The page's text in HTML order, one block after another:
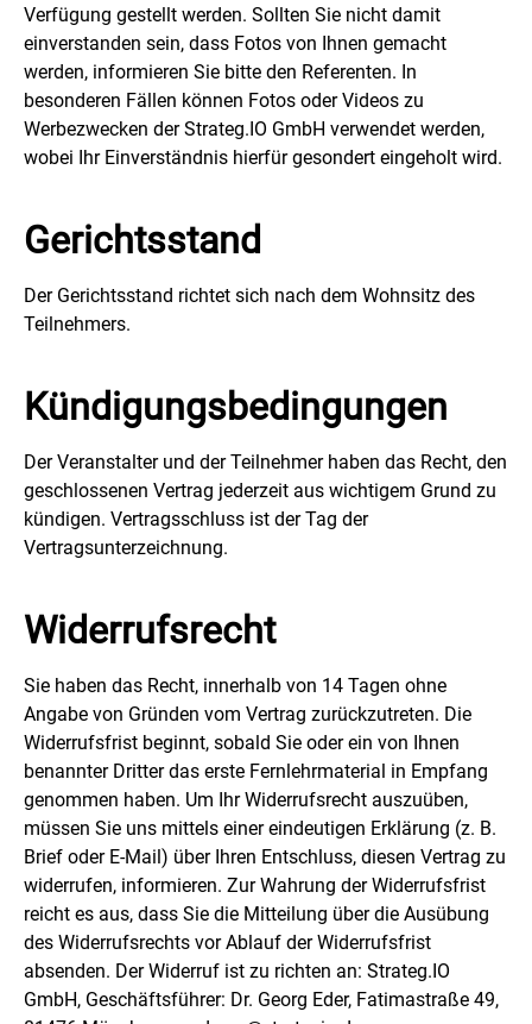
Verfügung gestellt werden. Sollten Sie nicht damit
einverstanden sein, dass Fotos von Ihnen gemacht
werden, informieren Sie bitte den Referenten. In
besonderen Fällen können Fotos oder Videos zu
Werbezwecken der Strateg.IO GmbH verwendet werden,
wobei Ihr Einverständnis hierfür gesondert eingeholt wird.
Gerichtsstand
Der Gerichtsstand richtet sich nach dem Wohnsitz des
Teilnehmers.
Kündigungsbedingungen
Der Veranstalter und der Teilnehmer haben das Recht, den
geschlossenen Vertrag jederzeit aus wichtigem Grund zu
kündigen. Vertragsschluss ist der Tag der
Vertragsunterzeichnung.
Widerrufsrecht
Sie haben das Recht, innerhalb von 14 Tagen ohne
Angabe von Gründen vom Vertrag zurückzutreten. Die
Widerrufsfrist beginnt, sobald Sie oder ein von Ihnen
benannter Dritter das erste Fernlehrmaterial in Empfang
genommen haben. Um Ihr Widerrufsrecht auszuüben,
müssen Sie uns mittels einer eindeutigen Erklärung (z. B.
Brief oder E-Mail) über Ihren Entschluss, diesen Vertrag zu
widerrufen, informieren. Zur Wahrung der Widerrufsfrist
reicht es aus, dass Sie die Mitteilung über die Ausübung
des Widerrufsrechts vor Ablauf der Widerrufsfrist
absenden. Der Widerruf ist zu richten an: Strateg.IO
GmbH, Geschäftsführer: Dr. Georg Eder, Fatimastraße 49,